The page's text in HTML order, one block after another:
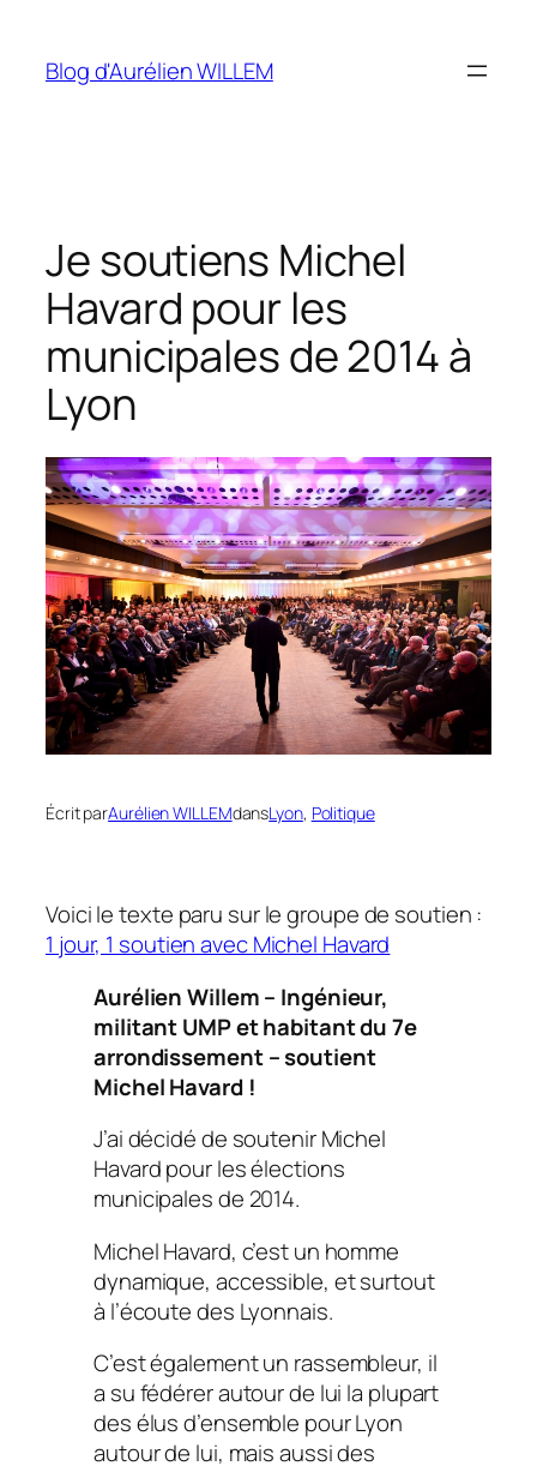
contenu
Blog d'Aurélien WILLEM
Je soutiens Michel
Havard pour les
municipales de 2014 à
Lyon
Écrit parAurélien WILLEMdansLyon, Politique
Voici le texte paru sur le groupe de soutien :
1 jour, 1 soutien avec Michel Havard
Aurélien Willem – Ingénieur,
militant UMP et habitant du 7e
arrondissement – soutient
Michel Havard !
J’ai décidé de soutenir Michel
Havard pour les élections
municipales de 2014.
Michel Havard, c’est un homme
dynamique, accessible, et surtout
à l’écoute des Lyonnais.
C’est également un rassembleur, il
a su fédérer autour de lui la plupart
des élus d’ensemble pour Lyon
autour de lui, mais aussi des